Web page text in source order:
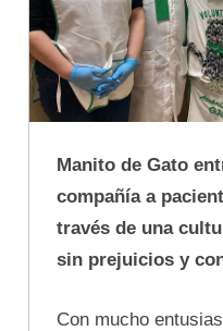
Manito de Gato
compañía a
través de una
sin prejuicios y
Con mucho